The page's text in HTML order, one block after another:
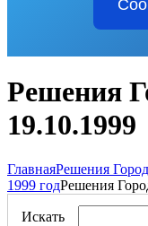
Решения
19.10.1999
ГлавнаяРешения
1999 годРешения
Искать